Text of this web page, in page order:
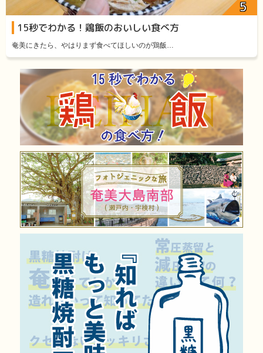
15秒でわかる！鶏飯のおいしい食べ方
奄美にきたら、やはりまず食べてほしいのが鶏飯…